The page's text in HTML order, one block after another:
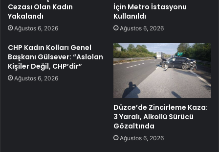
Cezası Olan Kadın
Yakalandı
Ağustos 6, 2026
İçin Metro İstasyonu
Kullanıldı
Ağustos 6, 2026
CHP Kadın Kolları Genel
Başkanı Gülsever: “Aslolan
Kişiler Değil, CHP’dir”
Ağustos 6, 2026
Düzce’de Zincirleme Kaza:
3 Yaralı, Alkollü Sürücü
Gözaltında
Ağustos 6, 2026